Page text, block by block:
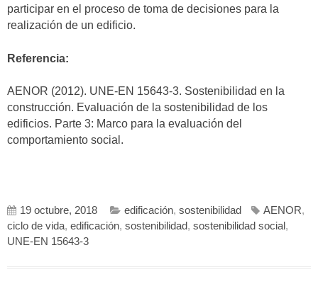
participar en el proceso de toma de decisiones para la
realización de un edificio.
Referencia:
AENOR (2012). UNE-EN 15643-3. Sostenibilidad en la
construcción. Evaluación de la sostenibilidad de los
edificios. Parte 3: Marco para la evaluación del
comportamiento social.
19 octubre, 2018 edificación, sostenibilidad AENOR,
ciclo de vida, edificación, sostenibilidad, sostenibilidad social ,
UNE-EN 15643-3